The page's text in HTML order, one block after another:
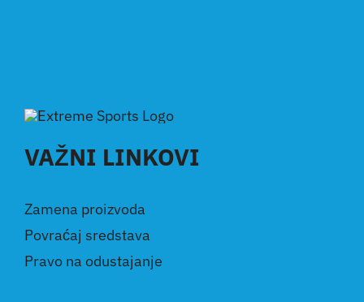
VAŽNI LINKOVI
Zamena proizvoda
Povraćaj sredstava
Pravo na odustajanje